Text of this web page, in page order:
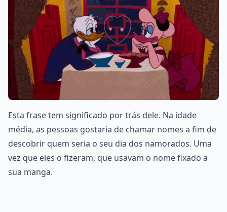
Esta frase tem significado por trás dele. Na idade
média, as pessoas gostaria de chamar nomes a fim de
descobrir quem seria o seu dia dos namorados. Uma
vez que eles o fizeram, que usavam o nome fixado a
sua manga.